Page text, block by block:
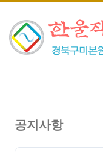
공지사항